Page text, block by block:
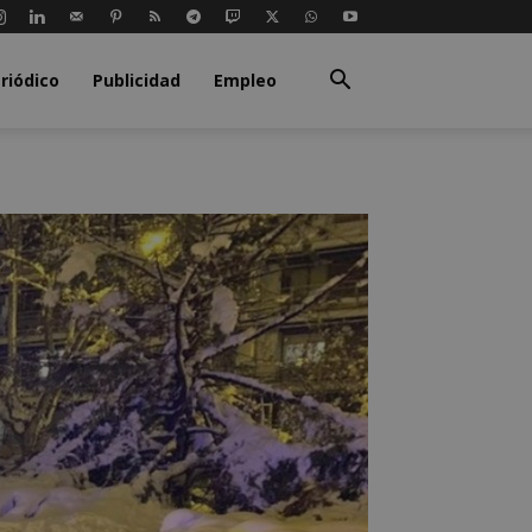
Publicidad Empleo